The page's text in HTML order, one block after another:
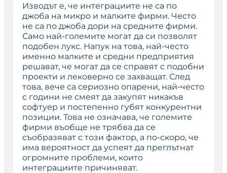
Изводът е, че интеграциите не са по
джоба на микро и малките фирми. Често
не са по джоба дори на средните фирми.
Само най-големите могат да си позволят
подобен лукс. Напук на това, най-често
именно малките и средни предприятия
решават, че могат да се справят с подобни
проекти и лековерно се захващат. След
това, вече са сериозно опарени, най-често
с години не смеят да закупят никакъв
софтуер и постепенно губят конкурентни
позиции. Това не означава, че големите
фирми въобще не трябва да се
съобразяват с този фактор, а по-скоро, че
има вероятност да успеят да преглътнат
огромните проблеми, които
интеграциите причиняват.